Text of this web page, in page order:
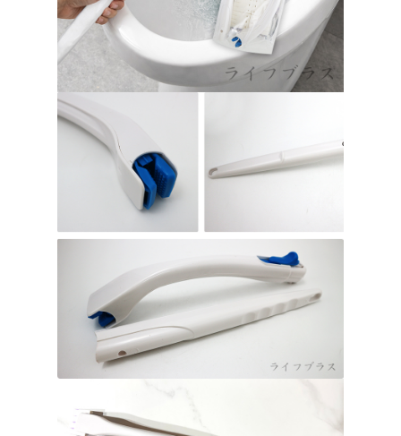
時審查核予不同之上限額度；若仍有額度不足之情形，本公司將視審查結果
請求用戶進行身份認證。
５．嚴禁一人註冊多個帳號或使用他人資訊註冊。若發現惡意使用之情形，
恩沛科技股份有限公司將有權停止該用戶之使用額度並採取法律行動。
每筆NT$80，滿NT$490(含以上)免運費
貨到付款
每筆NT$150，滿NT$3,000(含以上)免運費